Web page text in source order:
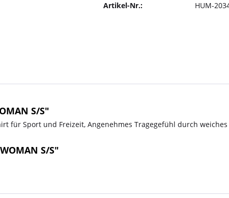
Artikel-Nr.:
HUM-
S/S"
für Sport und Freizeit, Angenehmes Tragegefühl durch
S/S"